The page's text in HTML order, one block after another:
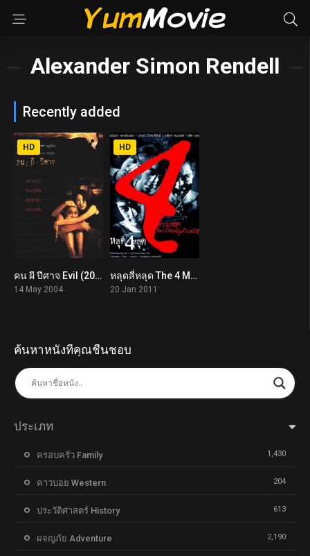
Alexander Simon Rendell
Recently added
6.3
HD
คน ผี ปีศาจ Evil (2004)
14 May 2004
5.1
HD
หลุดสี่หลุด The 4 Movie (2011)
20 Jan 2011
ค้นหาหนังที่คุณชื่นชอบ
ประเภท
ครอบครัว Family 1,430
คาวบอย Western 204
ประวัติศาสตร์ History 613
ผจญภัย Adventure 2,190